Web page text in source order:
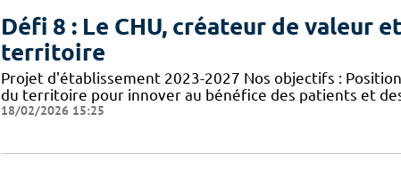
Défi 8 : Le CHU, créateur de valeur
territoire
Projet d'établissement 2023-2027 Nos objectifs :
du territoire pour innover au bénéfice des patients et
18/02/2026 15:25